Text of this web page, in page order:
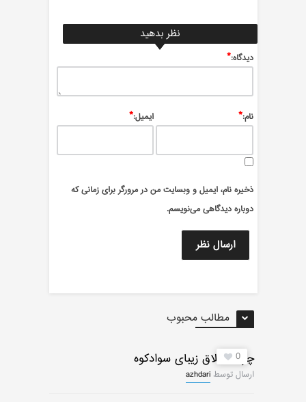
نظر بدهید
ديدگاه:*
نام:* ایمیل:*
ذخیره نام، ایمیل و وبسایت من در مرورگر برای زمانی که
دوباره دیدگاهی می‌نویسم.
مطالب محبوب
0
چرات ییلاق زیبای سوادکوه
ارسال توسطazhdari